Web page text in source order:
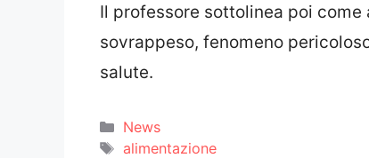
Il professore sottolinea poi
sovrappeso, fenomeno
salute.
Categorie
News
Tag
alimentazione